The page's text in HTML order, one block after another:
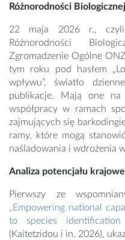
Różnorodności Biologicznej
22 maja 2026 r., czyli
Różnorodności
Zgromadzenie Ogólne
tym roku pod hasłem
wpływu”, światło
publikacje. Mają one
współpracy w ramach
zajmujących się
ramy, które mogą
naśladowania i wdrożenia
Analiza potencjału
Pierwszy ze
„Empowering national
to species
(Kaitetzidou i in. 2026),